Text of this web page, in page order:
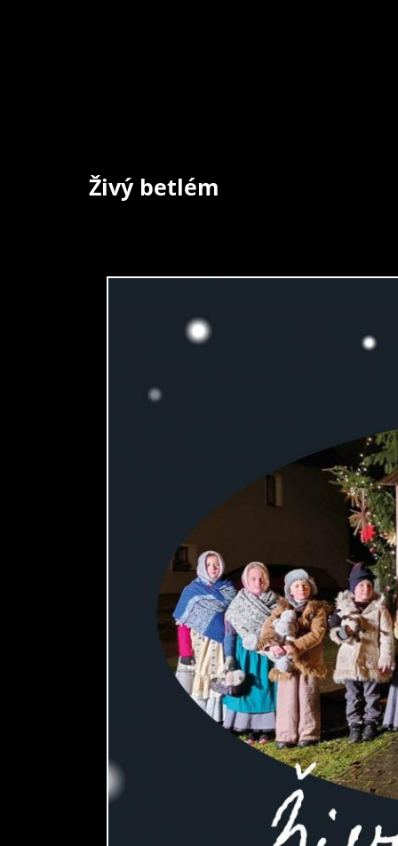
Živý betlém